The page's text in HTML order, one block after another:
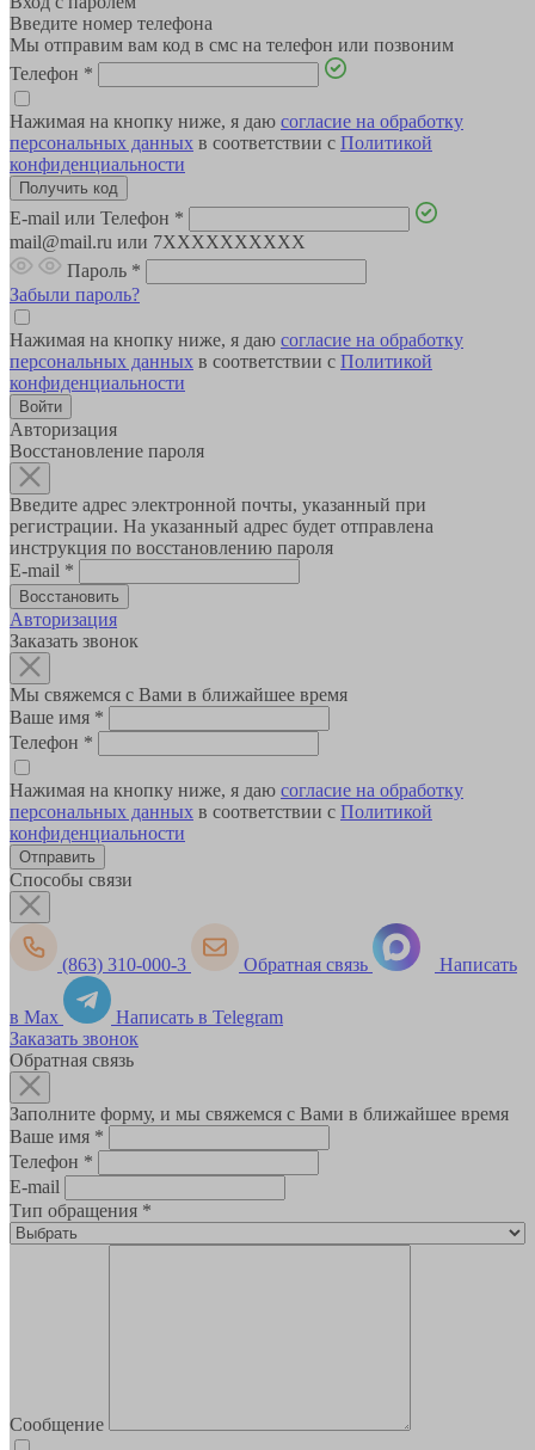
Введите номер телефона
Мы отправим вам код в смс на телефон или позвоним
Телефон *
Нажимая на кнопку ниже, я даю согласие на обработку
персональных данных в соответствии с Политикой
конфиденциальности
E-mail или Телефон *
mail@mail.ru или 7XXXXXXXXXX
Пароль *
Забыли пароль?
Нажимая на кнопку ниже, я даю согласие на обработку
персональных данных в соответствии с Политикой
конфиденциальности
Авторизация
Восстановление пароля
Введите адрес электронной почты, указанный при
регистрации. На указанный адрес будет отправлена
инструкция по восстановлению пароля
E-mail *
Авторизация
Заказать звонок
Мы свяжемся с Вами в ближайшее время
Ваше имя *
Телефон *
Нажимая на кнопку ниже, я даю согласие на обработку
персональных данных в соответствии с Политикой
конфиденциальности
Способы связи
(863) 310-000-3 Обратная связь Написать
в Max
Написать в Telegram
Заказать звонок
Обратная связь
Заполните форму, и мы свяжемся с Вами в ближайшее время
Ваше имя *
Телефон *
E-mail
Тип обращения *
Сообщение